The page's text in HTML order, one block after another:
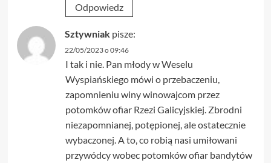
Odpowiedz
Sztywniak pisze:
22/05/2023 o 09:46
I tak i nie. Pan młody w Weselu
Wyspiańskiego mówi o przebaczeniu,
zapomnieniu winy winowajcom przez
potomków ofiar Rzezi Galicyjskiej. Zbrodni
niezapomnianej, potępionej, ale ostatecznie
wybaczonej. A to, co robią nasi umiłowani
przywódcy wobec potomków ofiar bandytów